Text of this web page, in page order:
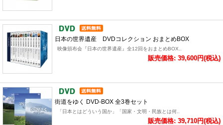
日本の世界遺産 DVDコレクション おまとめBOX
映像頒布会『日本の世界遺産』全12回をおまとめBOX..
販売価格: 39,600円(税込)
街道をゆく DVD-BOX 全3巻セット
「日本とはどういう国か」「国家・文明・民族とは何..
販売価格: 39,710円(税込)